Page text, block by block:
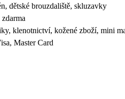
dětské brouzdaliště, skluzavky
klenotnictví, kožené zboží, mini
Master Card